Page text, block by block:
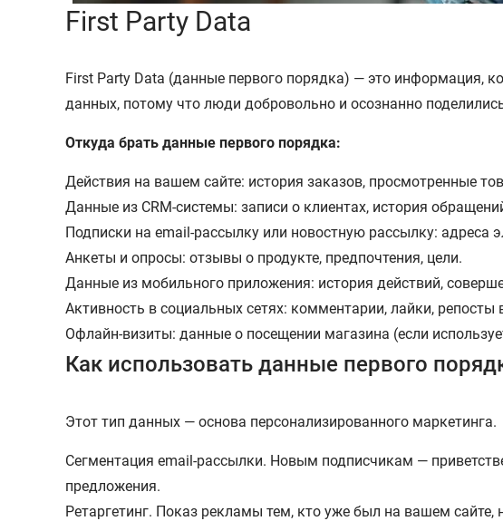
First Party Data
First Party Data (данные первого порядка) — это информация,
данных, потому что люди добровольно и осознанно
Откуда брать данные первого порядка:
Действия на вашем сайте: история заказов, просмотренные
Данные из CRM-системы: записи о клиентах, история
Подписки на email-рассылку или новостную рассылку: адреса
Анкеты и опросы: отзывы о продукте, предпочтения, цели.
Данные из мобильного приложения: история действий,
Активность в социальных сетях: комментарии, лайки, репосты
Офлайн-визиты: данные о посещении магазина (если
Как использовать данные первого
Этот тип данных — основа персонализированного маркетинга.
Сегментация email-рассылки. Новым подписчикам —
предложения.
Ретаргетинг. Показ рекламы тем, кто уже был на вашем